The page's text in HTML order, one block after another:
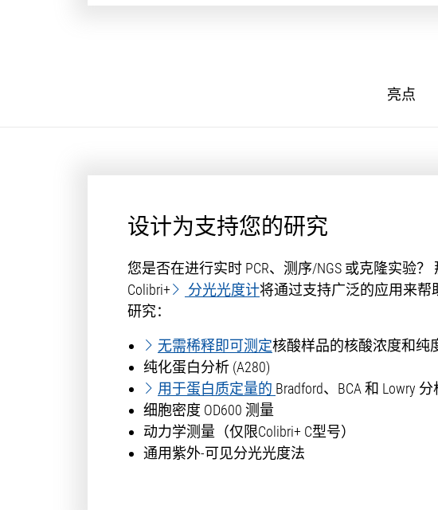
亮点
设计为支持您的研究
您是否在进行实时 PCR、测序/NGS 或克隆实验？
Colibri+
分光光度计将通过支持广泛的应用来帮
研究：
无需稀释即可测定核酸样品的核酸浓度和纯
纯化蛋白分析 (A280)
用于蛋白质定量的 Bradford、BCA 和 Lowry 分
细胞密度 OD600 测量
动力学测量（仅限Colibri+ C型号）
通用紫外-可见分光光度法